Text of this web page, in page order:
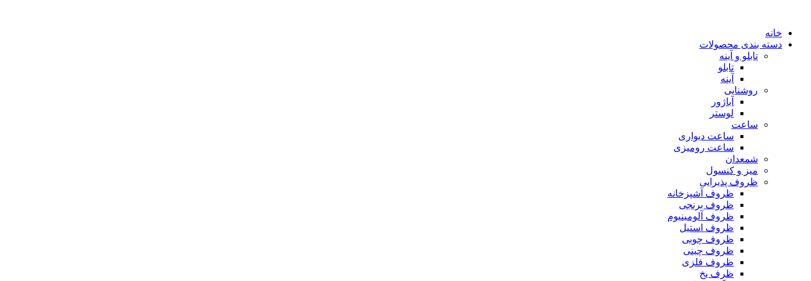
خانه
دسته بندی محصولات
تابلو و آینه
تابلو
آینه
روشنایی
آباژور
لوستر
ساعت
ساعت دیواری
ساعت رومیزی
شمعدان
میز و کنسول
ظروف پذیرایی
ظروف آشپزخانه
ظروف برنجی
ظروف آلومینیوم
ظروف استیل
ظروف چوبی
ظروف چینی
ظروف فلزی
ظرف یخ